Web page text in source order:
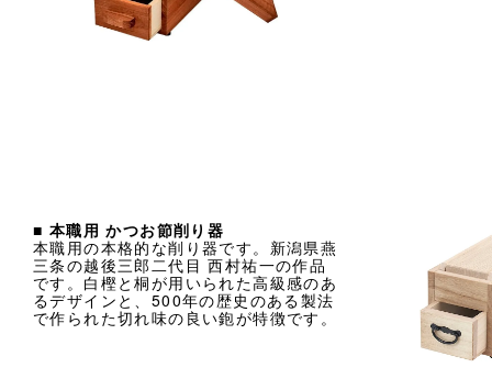
■ 本職用 かつお節削り器
本職用の本格的な削り器です。新潟県燕
三条の越後三郎二代目 西村祐一の作品
です。白樫と桐が用いられた高級感のあ
るデザインと、500年の歴史のある製法
で作られた切れ味の良い鉋が特徴です。